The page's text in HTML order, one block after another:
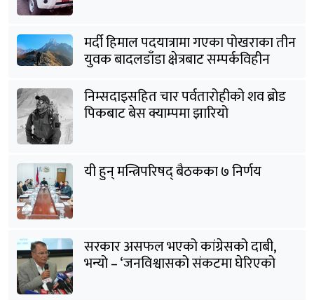
मर्दी हिमाल पदयात्रामा गएका पोखराका तीन
युवक बादलडाँडा क्षेत्रबाट सम्पर्कविहीन
निम्सदाइसहित चार पर्वतारोहीको शव ब्रोड
पिकबाट बेस क्याम्पमा झारियो
यी हुन् मन्त्रिपरिषद् बैठकका ७ निर्णय
सरकार असफल भएको कांग्रेसको दाबी,
भन्यो – ‘जनविश्वासको संकटमा घेरिएको